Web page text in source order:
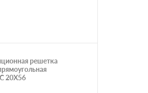
решетка
20Х56